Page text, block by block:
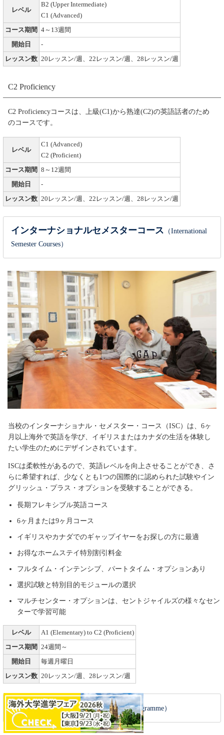
レベル
B2 (Upper Intermediate)
C1 (Advanced)
コース期間 4～13週間
開始日 -
レッスン数 20レッスン/週、22レッスン/週、28レッスン/週
C2 Proficiency
C2 Proficiencyコースは、上級(C1)から熟達(C2)の英語話者のため
のコースです。
レベル
C1 (Advanced)
C2 (Proficient)
コース期間 8～12週間
開始日 -
レッスン数 20レッスン/週、22レッスン/週、28レッスン/週
インターナショナルセメスターコース （International
Semester Courses）
当校のインターナショナル・セメスター・コース（ISC）は、6ヶ
月以上海外で英語を学び、イギリスまたはカナダの生活を体験し
たい学生のためにデザインされています。
ISCは柔軟性があるので、英語レベルを向上させることができ、さ
らに希望すれば、少なくとも1つの国際的に認められた試験やイン
グリッシュ・プラス・オプションを受験することができる。
長期フレキシブル英語コース
6ヶ月または9ヶ月コース
イギリスやカナダでのギャップイヤーをお探しの方に最適
お得なホームステイ特別割引料金
フルタイム・インテンシブ、パートタイム・オプションあり
選択試験と特別目的モジュールの選択
マルチセンター・オプションは、セントジャイルズの様々なセン
ターで学習可能
レベル A1 (Elementary) to C2 (Proficient)
コース期間 24週間～
開始日 毎週月曜日
レッスン数 20レッスン/週、28レッスン/週
INTOパスウェイ（INTO Pathway Programme）